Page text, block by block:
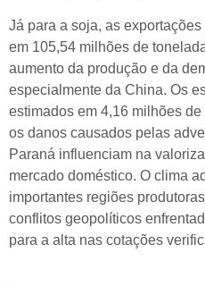
Já para a soja, as
em 105,54 milhões de
aumento da produção e da
especialmente da China. Os
estimados em 4,16 milhões
os danos causados pelas
Paraná influenciam na
mercado doméstico. O clima
importantes regiões
conflitos geopolíticos
para a alta nas cotações